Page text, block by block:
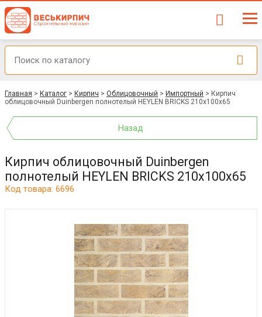
Главная > Каталог > Кирпич > Облицовочный > Импортный > Кирпич
облицовочный Duinbergen полнотелый HEYLEN BRICKS 210x100x65
Назад
Кирпич облицовочный Duinbergen
полнотелый HEYLEN BRICKS 210x100x65
Код товара: 6696